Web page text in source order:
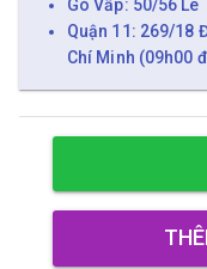
Gò Vấp: 50/56 Lê
Quận 11: 269/18
Chí Minh (09h00